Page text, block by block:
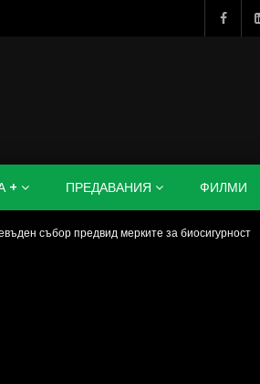
+ ПРЕДАВАНИЯ ФИЛМИ
събор предвид мерките за биосигурност